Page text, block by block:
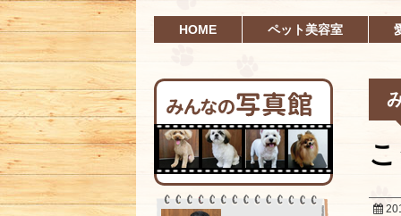
HOME ペット美容室